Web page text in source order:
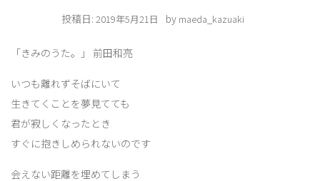
投稿日: 2019年5月21日 by maeda_kazuaki
「きみのうた。」 前田和亮
いつも離れずそばにいて
生きてくことを夢見てても
君が寂しくなったとき
すぐに抱きしめられないのです
会えない距離を埋めてしまう